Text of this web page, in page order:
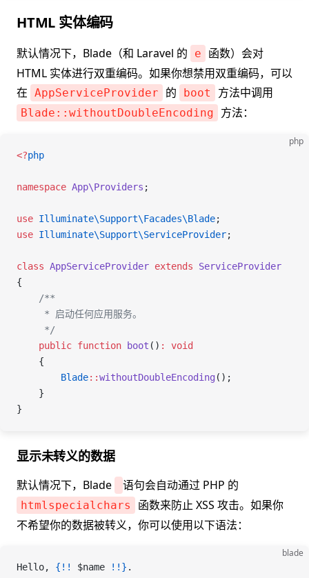
HTML 实体编码
默认情况下，Blade（和 Laravel 的 e
函数）会对
HTML 实体进行双重编码。如果你想禁用双重编码，可以
在 AppServiceProvider 的 boot 方法中调用
Blade::withoutDoubleEncoding 方法：
php
<?php
namespace App\Providers ;
use Illuminate\Support\Facades\Blade;
use Illuminate\Support\ServiceProvider;
class AppServiceProvider extends ServiceProvider
{
    /**
     * 启动任何应用服务。
     */
    public
function boot () :
void
    {
        Blade
::withoutDoubleEncoding ();
    }
}
显示未转义的数据
默认情况下，Blade 语句会自动通过 PHP 的
htmlspecialchars
函数来防止 XSS 攻击。如果你
不希望你的数据被转义，你可以使用以下语法：
blade
Hello, {!! $name !!} .